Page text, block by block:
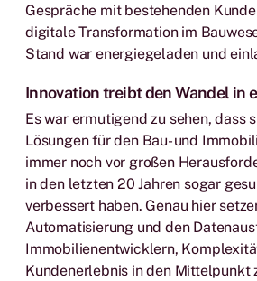
Gespräche mit bestehenden
digitale Transformation im
Stand war energiegeladen und
Innovation treibt den Wandel in
Es war ermutigend zu sehen,
Lösungen für den Bau- und
immer noch vor großen
in den letzten 20 Jahren sogar
verbessert haben. Genau hier
Automatisierung und den
Immobilienentwicklern,
Kundenerlebnis in den Mittelpunkt